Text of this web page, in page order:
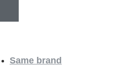
Same brand